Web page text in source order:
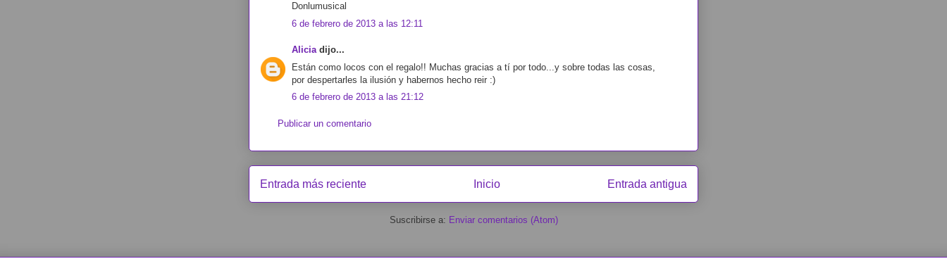
Donlumusical
6 de febrero de 2013 a las 12:11
Aliciadijo...
Están como locos con el regalo!! Muchas gracias a tí por todo...y sobre todas las cosas,
por despertarles la ilusión y habernos hecho reir :)
6 de febrero de 2013 a las 21:12
Publicar un comentario
Entrada más reciente Entrada antigua
Inicio
Suscribirse a: Enviar comentarios (Atom)